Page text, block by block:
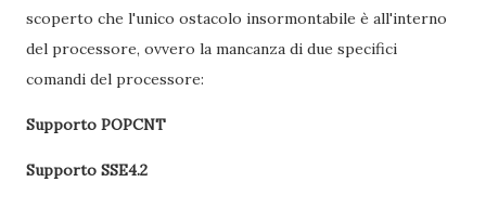
scoperto che l'unico ostacolo insormontabile è all'interno
del processore, ovvero la mancanza di due specifici
comandi del processore:
Supporto POPCNT
Supporto SSE4.2